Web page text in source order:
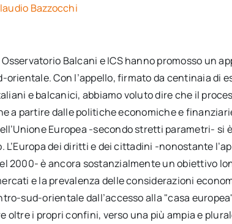
Bazzocchi
Balcani e ICS hanno promosso un
orientale. Con l’appello, firmato da centinaia di
e balcanici, abbiamo voluto dire che il
a partire dalle politiche economiche e
Europea -secondo stretti parametri-
dei diritti e dei cittadini -nonostante
2000- è ancora sostanzialmente un obiettivo
e la prevalenza delle considerazioni
sud-orientale dall’accesso alla "casa
oltre i propri confini, verso una più ampia e